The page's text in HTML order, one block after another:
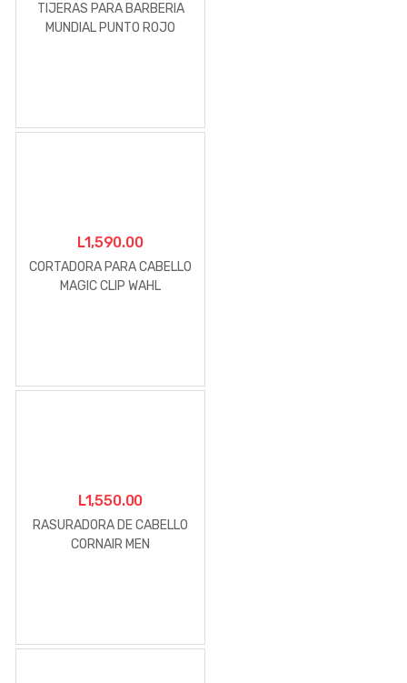
TIJERAS PARA BARBERIA
MUNDIAL PUNTO ROJO
L1,590.00
CORTADORA PARA CABELLO
MAGIC CLIP WAHL
L1,550.00
RASURADORA DE CABELLO
CORNAIR MEN